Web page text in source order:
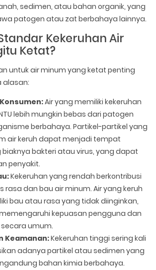
sedimen, atau bahan organik, yang
patogen atau zat berbahaya lainnya.
Kekeruhan Air
Ketat?
untuk air minum yang ketat penting
alasan:
Air yang memiliki kekeruhan
lebih mungkin bebas dari patogen
berbahaya. Partikel-partikel yang
air keruh dapat menjadi tempat
bakteri atau virus, yang dapat
penyakit.
Kekeruhan yang rendah berkontribusi
rasa dan bau air minum. Air yang keruh
bau atau rasa yang tidak diinginkan,
kepuasan pengguna dan
umum.
Keamanan:Kekeruhan tinggi sering kali
adanya partikel atau sedimen yang
bahan kimia berbahaya.